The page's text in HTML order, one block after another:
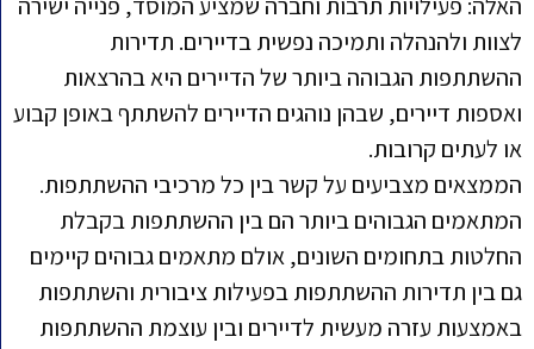
לצוות ולהנהלה ותמיכה נפשית בדיירים. תדירות
ההשתתפות הגבוהה ביותר של הדיירים היא בהרצאות
ואספות דיירים, שבהן נוהגים הדיירים להשתתף באופן קבוע
או לעתים קרובות.
הממצאים מצביעים על קשר בין כל מרכיבי ההשתתפות.
המתאמים הגבוהים ביותר הם בין ההשתתפות בקבלת
החלטות בתחומים השונים, אולם מתאמים גבוהים קיימים
גם בין תדירות ההשתתפות בפעילות ציבורית והשתתפות
באמצעות עזרה מעשית לדיירים ובין עוצמת ההשתתפות